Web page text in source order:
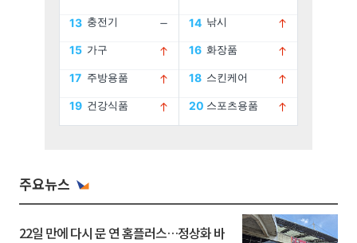
주요뉴스
22일 만에 다시 문 연 홈플러스…정상화 바